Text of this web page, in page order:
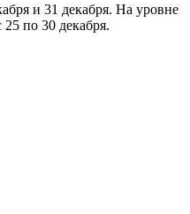
и 31 декабря. На уровне
по 30 декабря.